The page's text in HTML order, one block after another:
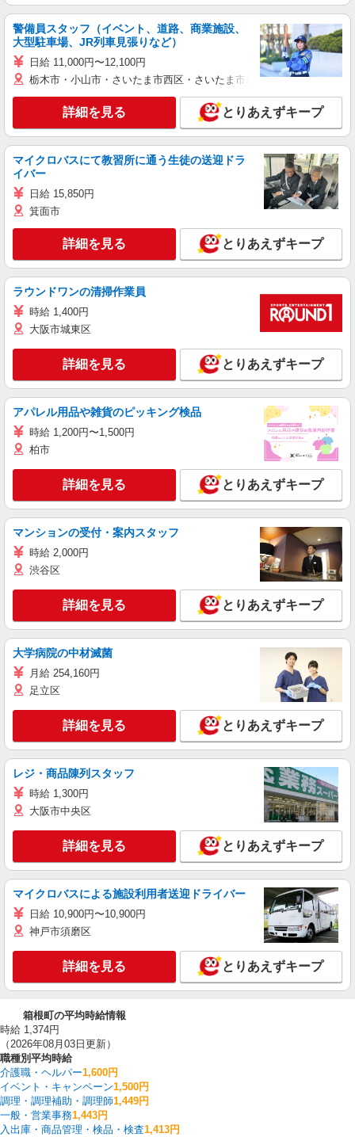
警備員スタッフ（イベント、道路、商業施設、
大型駐車場、JR列車見張りなど）
日給 11,000円〜12,100円
栃木市・小山市・さいたま市西区・さいたま市岩槻区・久喜市・蓮田
詳細を見る とりあえずキープ
マイクロバスにて教習所に通う生徒の送迎ドラ
イバー
日給 15,850円
箕面市
詳細を見る とりあえずキープ
ラウンドワンの清掃作業員
時給 1,400円
大阪市城東区
詳細を見る とりあえずキープ
アパレル用品や雑貨のピッキング検品
時給 1,200円〜1,500円
柏市
詳細を見る とりあえずキープ
マンションの受付・案内スタッフ
時給 2,000円
渋谷区
詳細を見る とりあえずキープ
大学病院の中材滅菌
月給 254,160円
足立区
詳細を見る とりあえずキープ
レジ・商品陳列スタッフ
時給 1,300円
大阪市中央区
詳細を見る とりあえずキープ
マイクロバスによる施設利用者送迎ドライバー
日給 10,900円〜10,900円
神戸市須磨区
詳細を見る とりあえずキープ
箱根町の平均時給情報
時給 1,374円
（2026年08月03日更新）
職種別平均時給
介護職・ヘルパー1,600円
イベント・キャンペーン1,500円
調理・調理補助・調理師1,449円
一般・営業事務1,443円
入出庫・商品管理・検品・検査1,413円